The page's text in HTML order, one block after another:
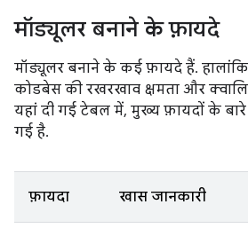
मॉड्यूलर बनाने के फ़ायदे
मॉड्यूलर बनाने के कई फ़ायदे हैं.
कोडबेस की रखरखाव क्षमता और
यहां दी गई टेबल में, मुख्य फ़ायदों के
गई है.
फ़ायदा खास जानकारी